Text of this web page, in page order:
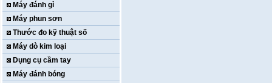
Máy đánh gỉ
Máy phun sơn
Thước đo kỹ thuật số
Máy dò kim loại
Dụng cụ cầm tay
Máy đánh bóng